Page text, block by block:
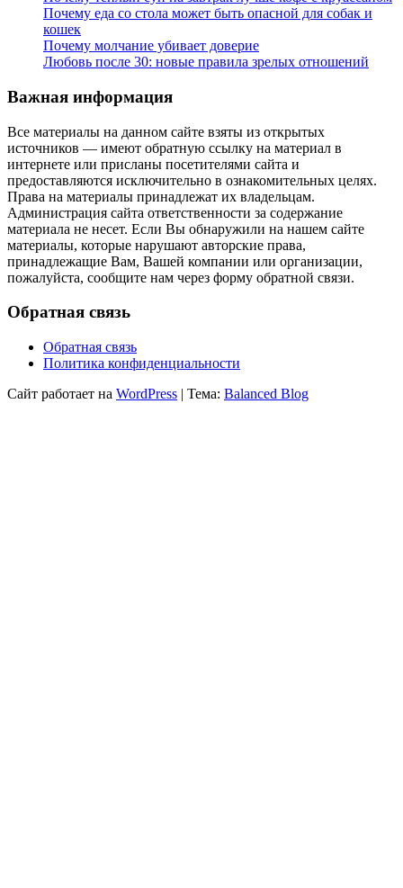
Почему еда со стола может быть опасной для собак и
кошек
Почему молчание убивает доверие
Любовь после 30: новые правила зрелых отношений
Важная информация
Все материалы на данном сайте взяты из открытых
источников — имеют обратную ссылку на материал в
интернете или присланы посетителями сайта и
предоставляются исключительно в ознакомительных целях.
Права на материалы принадлежат их владельцам.
Администрация сайта ответственности за содержание
материала не несет. Если Вы обнаружили на нашем сайте
материалы, которые нарушают авторские права,
принадлежащие Вам, Вашей компании или организации,
пожалуйста, сообщите нам через форму обратной связи.
Обратная связь
Обратная связь
Политика конфиденциальности
Сайт работает на WordPress | Тема: Balanced Blog